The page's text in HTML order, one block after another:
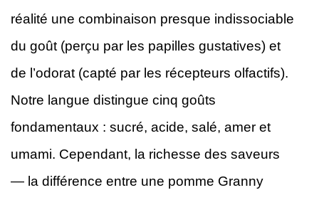
réalité une combinaison presque indissociable
du goût (perçu par les papilles gustatives) et
de l’odorat (capté par les récepteurs olfactifs).
Notre langue distingue cinq goûts
fondamentaux : sucré, acide, salé, amer et
umami. Cependant, la richesse des saveurs
— la différence entre une pomme Granny